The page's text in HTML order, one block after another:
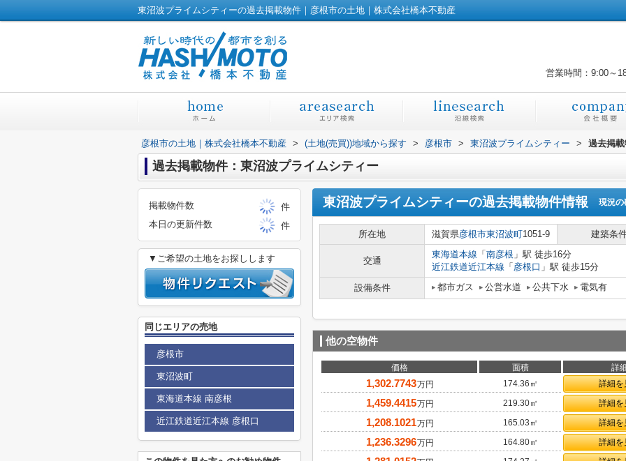
東沼波プライムシティーの過去掲載物件｜彦根市の土地｜株式会社橋本不動産
営業時間：9:00～
彦根市の土地｜株式会社橋本不動産 > (土地(売買))地域から探す > 彦根市 > 東沼波プライムシティー > 過去掲
過去掲載物件：東沼波プライムシティー
東沼波プライムシティーの過去掲載物件情報 現況の
所在地 滋賀県彦根市東沼波町1051-9 建築条
交通
東海道本線 「 南彦根 」駅 徒歩16分
近江鉄道近江本線 「 彦根口 」駅 徒歩15分
設備条件
都市ガス 公営水道 公共下水 電気有
他の空物件
価格 面積 詳
1,302.7743万円 174.36㎡ 詳細を
1,459.4415万円 219.30㎡ 詳細を
1,208.1021万円 165.03㎡ 詳細を
1,236.3296万円 164.80㎡ 詳細を
掲載物件数
件
本日の更新件数
件
▼ご希望の土地をお探しします
同じエリアの売地
彦根市
東沼波町
東海道本線 南彦根
近江鉄道近江本線 彦根口